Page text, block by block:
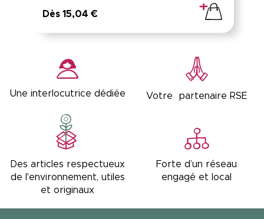
Dès 15,04 €
Une interlocutrice dédiée Votre partenaire RSE
Des articles respectueux
de l'environnement, utiles
et originaux
Forte d’un réseau
engagé et local